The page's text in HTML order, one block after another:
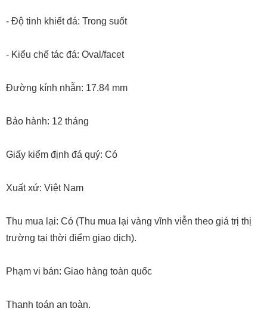
- Độ tinh khiết đá: Trong suốt
- Kiểu chế tác đá: Oval/facet
Đường kính nhẫn: 17.84 mm
Bảo hành: 12 tháng
Giấy kiểm định đá quý: Có
Xuất xứ: Việt Nam
Thu mua lại: Có (Thu mua lại vàng vĩnh viễn theo giá trị thị
trường tại thời điểm giao dịch).
Phạm vi bán: Giao hàng toàn quốc
Thanh toán an toàn.